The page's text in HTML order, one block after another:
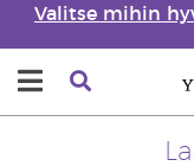
Valitse mihin